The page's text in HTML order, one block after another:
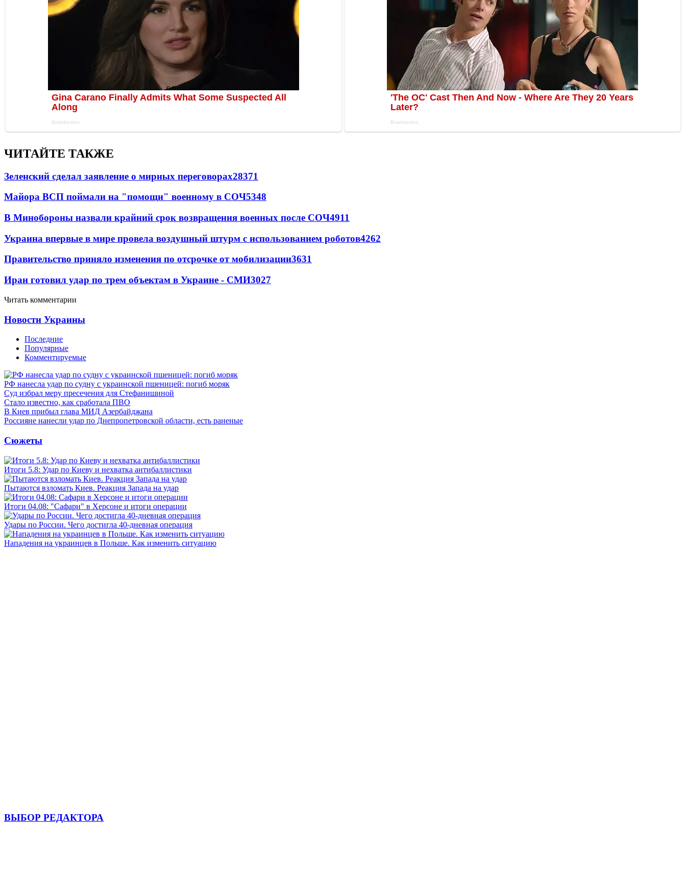
ЧИТАЙТЕ ТАКЖЕ
Зеленский сделал заявление о мирных переговорах28371
Майора ВСП поймали на "помощи" военному в СОЧ5348
В Минобороны назвали крайний срок возвращения военных после СОЧ4911
Украина впервые в мире провела воздушный штурм с использованием роботов4262
Правительство приняло изменения по отсрочке от мобилизации3631
Иран готовил удар по трем объектам в Украине - СМИ3027
Читать комментарии
Новости Украины
Последние
Популярные
Комментируемые
РФ нанесла удар по судну с украинской пшеницей: погиб моряк
Суд избрал меру пресечения для Стефанишиной
Стало известно, как сработала ПВО
В Киев прибыл глава МИД Азербайджана
Россияне нанесли удар по Днепропетровской области, есть раненые
Сюжеты
Итоги 5.8: Удар по Киеву и нехватка антибаллистики
Пытаются взломать Киев. Реакция Запада на удар
Итоги 04.08: "Сафари" в Херсоне и итоги операции
Удары по России. Чего достигла 40-дневная операция
Нападения на украинцев в Польше. Как изменить ситуацию
ВЫБОР РЕДАКТОРА